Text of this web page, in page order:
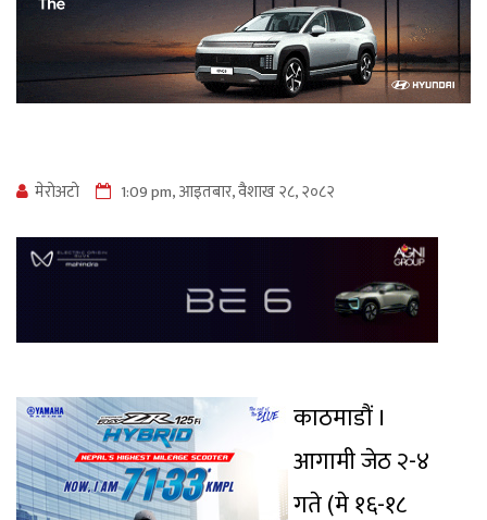
मेराेअटाे 1:09 pm, आइतबार, वैशाख २८, २०८२
काठमाडौं ।
आगामी जेठ २-४
गते (मे १६-१८